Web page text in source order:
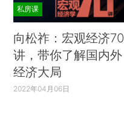
私房课
向松祚：宏观经济70
讲，带你了解国内外
经济大局
2022年04月06日